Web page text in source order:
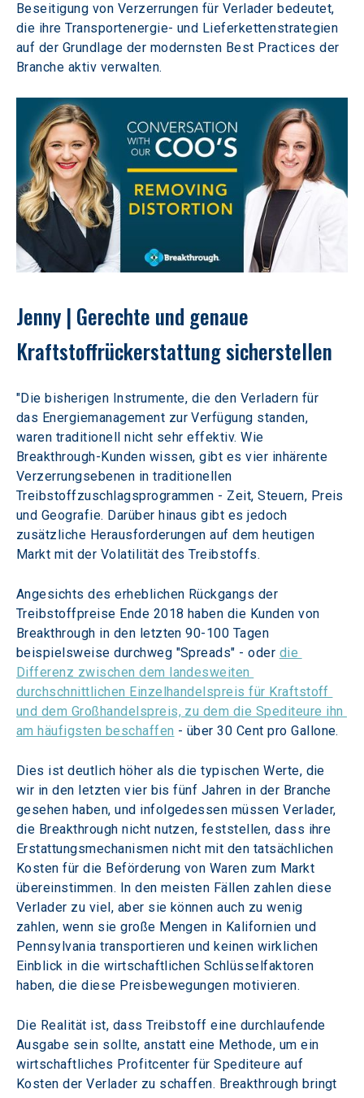
Beseitigung von Verzerrungen für Verlader bedeutet,
die ihre Transportenergie- und Lieferkettenstrategien
auf der Grundlage der modernsten Best Practices der
Branche aktiv verwalten.
Jenny | Gerechte und genaue
Kraftstoffrückerstattung sicherstellen
"Die bisherigen Instrumente, die den Verladern für
das Energiemanagement zur Verfügung standen,
waren traditionell nicht sehr effektiv. Wie
Breakthrough-Kunden wissen, gibt es vier inhärente
Verzerrungsebenen in traditionellen
Treibstoffzuschlagsprogrammen - Zeit, Steuern, Preis
und Geografie. Darüber hinaus gibt es jedoch
zusätzliche Herausforderungen auf dem heutigen
Markt mit der Volatilität des Treibstoffs.
Angesichts des erheblichen Rückgangs der
Treibstoffpreise Ende 2018 haben die Kunden von
Breakthrough in den letzten 90-100 Tagen
beispielsweise durchweg "Spreads" - oder die
Differenz zwischen dem landesweiten
durchschnittlichen Einzelhandelspreis für Kraftstoff
und dem Großhandelspreis, zu dem die Spediteure ihn
am häufigsten beschaffen - über 30 Cent pro Gallone.
Dies ist deutlich höher als die typischen Werte, die
wir in den letzten vier bis fünf Jahren in der Branche
gesehen haben, und infolgedessen müssen Verlader,
die Breakthrough nicht nutzen, feststellen, dass ihre
Erstattungsmechanismen nicht mit den tatsächlichen
Kosten für die Beförderung von Waren zum Markt
übereinstimmen. In den meisten Fällen zahlen diese
Verlader zu viel, aber sie können auch zu wenig
zahlen, wenn sie große Mengen in Kalifornien und
Pennsylvania transportieren und keinen wirklichen
Einblick in die wirtschaftlichen Schlüsselfaktoren
haben, die diese Preisbewegungen motivieren.
Die Realität ist, dass Treibstoff eine durchlaufende
Ausgabe sein sollte, anstatt eine Methode, um ein
wirtschaftliches Profitcenter für Spediteure auf
Kosten der Verlader zu schaffen. Breakthrough bringt